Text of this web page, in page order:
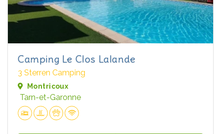
Camping Le Clos Lalande
3 Sterren Camping
Montricoux
Tarn-et-Garonne